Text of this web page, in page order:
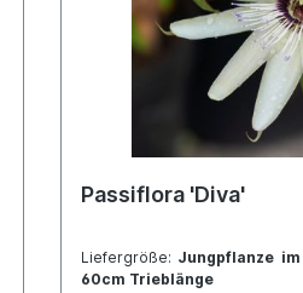
Passiflora 'Diva'
Liefergröße: Jungpflanze
60cm Trieblänge